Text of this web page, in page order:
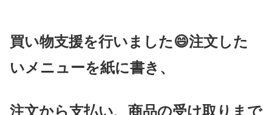
買い物支援を行いました😄注文した
いメニューを紙に書き、
注文から支払い、商品の受け取りまで